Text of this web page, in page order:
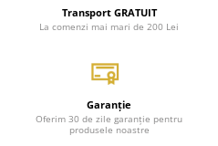
Transport GRATUIT
La comenzi mai mari de 200 Lei
Garanție
Oferim 30 de zile garanție pentru
produsele noastre